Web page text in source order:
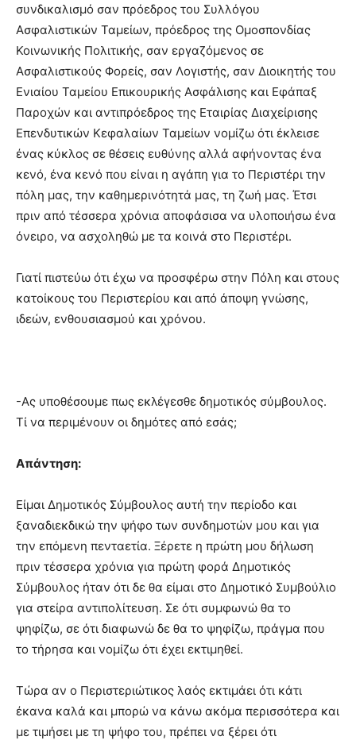
συνδικαλισμό σαν πρόεδρος του Συλλόγου
Ασφαλιστικών Ταμείων, πρόεδρος της Ομοσπονδίας
Κοινωνικής Πολιτικής, σαν εργαζόμενος σε
Ασφαλιστικούς Φορείς, σαν Λογιστής, σαν Διοικητής του
Ενιαίου Ταμείου Επικουρικής Ασφάλισης και Εφάπαξ
Παροχών και αντιπρόεδρος της Εταιρίας Διαχείρισης
Επενδυτικών Κεφαλαίων Ταμείων νομίζω ότι έκλεισε
ένας κύκλος σε θέσεις ευθύνης αλλά αφήνοντας ένα
κενό, ένα κενό που είναι η αγάπη για το Περιστέρι την
πόλη μας, την καθημερινότητά μας, τη ζωή μας. Έτσι
πριν από τέσσερα χρόνια αποφάσισα να υλοποιήσω ένα
όνειρο, να ασχοληθώ με τα κοινά στο Περιστέρι.
Γιατί πιστεύω ότι έχω να προσφέρω στην Πόλη και στους
κατοίκους του Περιστερίου και από άποψη γνώσης,
ιδεών, ενθουσιασμού και χρόνου.
-Ας υποθέσουμε πως εκλέγεσθε δημοτικός σύμβουλος.
Τί να περιμένουν οι δημότες από εσάς;
Απάντηση:
Είμαι Δημοτικός Σύμβουλος αυτή την περίοδο και
ξαναδιεκδικώ την ψήφο των συνδημοτών μου και για
την επόμενη πενταετία. Ξέρετε η πρώτη μου δήλωση
πριν τέσσερα χρόνια για πρώτη φορά Δημοτικός
Σύμβουλος ήταν ότι δε θα είμαι στο Δημοτικό Συμβούλιο
για στείρα αντιπολίτευση. Σε ότι συμφωνώ θα το
ψηφίζω, σε ότι διαφωνώ δε θα το ψηφίζω, πράγμα που
το τήρησα και νομίζω ότι έχει εκτιμηθεί.
Τώρα αν ο Περιστεριώτικος λαός εκτιμάει ότι κάτι
έκανα καλά και μπορώ να κάνω ακόμα περισσότερα και
με τιμήσει με τη ψήφο του, πρέπει να ξέρει ότι